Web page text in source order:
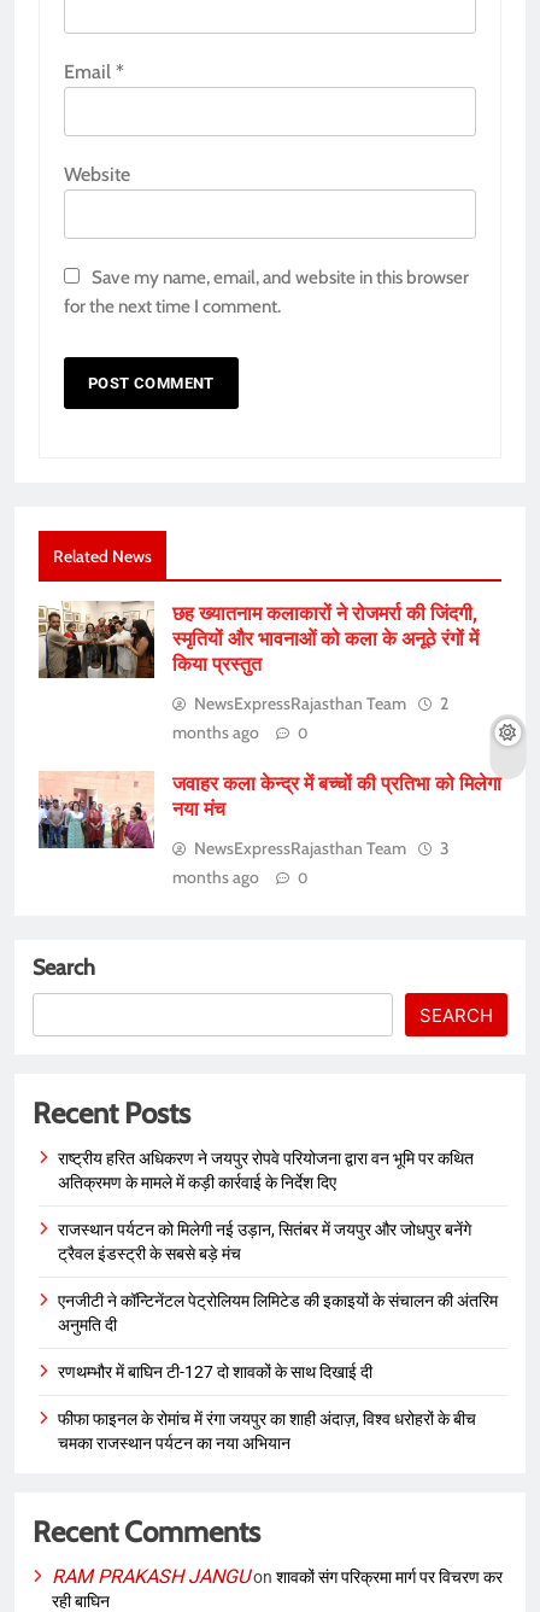
Email *
Website
Save my name, email, and website in this browser
for the next time I comment.
Related News
छह ख्यातनाम कलाकारों ने रोजमर्रा की जिंदगी,
स्मृतियों और भावनाओं को कला के अनूठे रंगों में
किया प्रस्तुत
NewsExpressRajasthan Team
2
months ago
0
जवाहर कला केन्द्र में बच्चों की प्रतिभा को मिलेगा
नया मंच
NewsExpressRajasthan Team
3
months ago
0
Search
SEARCH
Recent Posts
राष्ट्रीय हरित अधिकरण ने जयपुर रोपवे परियोजना द्वारा वन भूमि पर कथित
अतिक्रमण के मामले में कड़ी कार्रवाई के निर्देश दिए
राजस्थान पर्यटन को मिलेगी नई उड़ान, सितंबर में जयपुर और जोधपुर बनेंगे
ट्रैवल इंडस्ट्री के सबसे बड़े मंच
एनजीटी ने कॉन्टिनेंटल पेट्रोलियम लिमिटेड की इकाइयों के संचालन की अंतरिम
अनुमति दी
रणथम्भौर में बाघिन टी-127 दो शावकों के साथ दिखाई दी
फीफा फाइनल के रोमांच में रंगा जयपुर का शाही अंदाज़, विश्व धरोहरों के बीच
चमका राजस्थान पर्यटन का नया अभियान
Recent Comments
RAM PRAKASH JANGUon शावकों संग परिक्रमा मार्ग पर विचरण कर
रही बाघिन